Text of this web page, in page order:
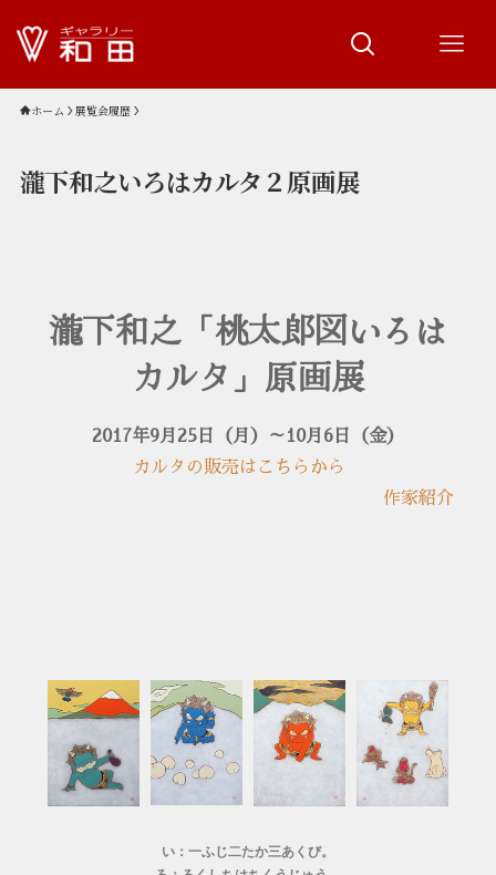
ホーム 展覧会履歴
瀧下和之いろはカルタ２原画展
瀧下和之「桃太郎図いろは
カルタ」原画展
2017年9月25日（月）～10月6日（金）
カルタの販売はこちらから
作家紹介
い：一ふじ二たか三あくび。